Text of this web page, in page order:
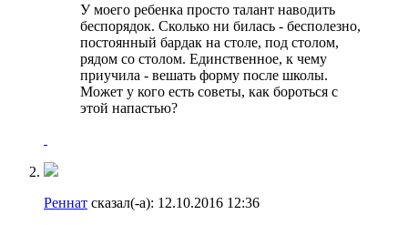
У моего ребенка просто талант наводить
беспорядок. Сколько ни билась - бесполезно,
постоянный бардак на столе, под столом,
рядом со столом. Единственное, к чему
приучила - вешать форму после школы.
Может у кого есть советы, как бороться с
этой напастью?
Реннат сказал(-а): 12.10.2016 12:36